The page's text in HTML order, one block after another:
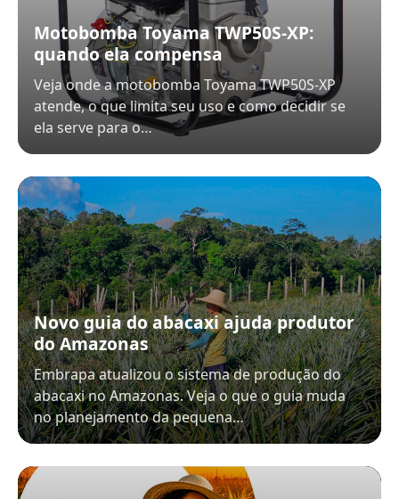
Motobomba Toyama TWP50S-XP:
quando ela compensa
Veja onde a motobomba Toyama TWP50S-XP
atende, o que limita seu uso e como decidir se
ela serve para o…
Novo guia do abacaxi ajuda produtor
do Amazonas
Embrapa atualizou o sistema de produção do
abacaxi no Amazonas. Veja o que o guia muda
no planejamento da pequena…